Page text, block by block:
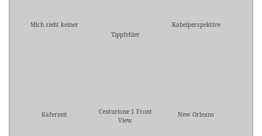
Mich sieht keiner
Tippfehler
Kabelperspektive
Käferzeit
Centurione 1 Front
View
New Orleans